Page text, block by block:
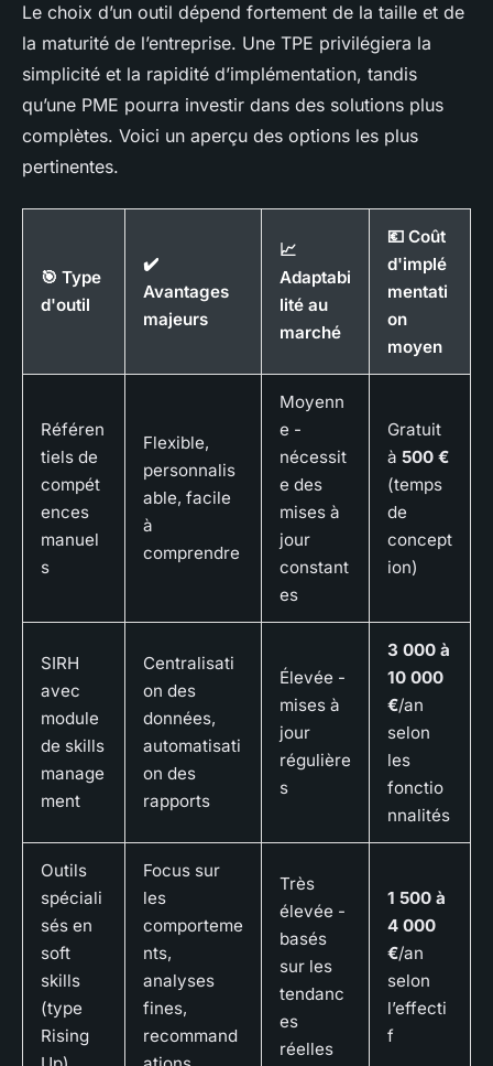
Le choix d’un outil dépend fortement de la taille et de
la maturité de l’entreprise. Une TPE privilégiera la
simplicité et la rapidité d’implémentation, tandis
qu’une PME pourra investir dans des solutions plus
complètes. Voici un aperçu des options les plus
pertinentes.
🎯 Type
d'outil
✔️
Avantages
majeurs
📈
Adaptabi
lité au
marché
💶 Coût
d'implé
mentati
on
moyen
Référen
tiels de
compét
ences
manuel
s
Flexible,
personnalis
able, facile
à
comprendre
Moyenn
e -
nécessit
e des
mises à
jour
constant
es
Gratuit
à 500 €
(temps
de
concept
ion)
SIRH
avec
module
de skills
manage
ment
Centralisati
on des
données,
automatisati
on des
rapports
Élevée -
mises à
jour
régulière
s
3 000 à
10 000
€/an
selon
les
fonctio
nnalités
Outils
spéciali
sés en
soft
skills
(type
Rising
Focus sur
les
comporteme
nts,
analyses
fines,
recommand
Très
élevée -
basés
sur les
tendanc
es
réelles
1 500 à
4 000
€/an
selon
l’effecti
f